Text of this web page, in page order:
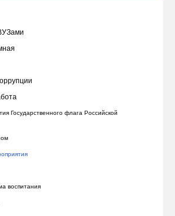
Государственного флага Российской
воспитания